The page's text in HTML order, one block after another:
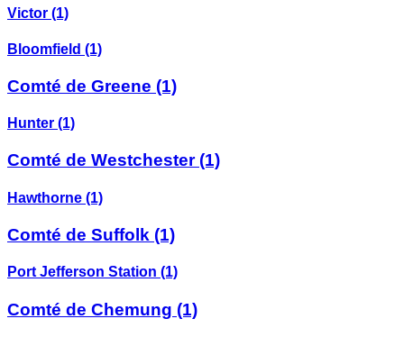
Victor (1)
Bloomfield (1)
Comté de Greene (1)
Hunter (1)
Comté de Westchester(1)
Hawthorne (1)
Comté de Suffolk (1)
Port Jefferson Station (1)
Comté de Chemung (1)